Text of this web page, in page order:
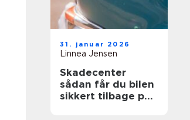
31. januar 2026
Linnea Jensen
Skadecenter
sådan får du bilen
sikkert tilbage på